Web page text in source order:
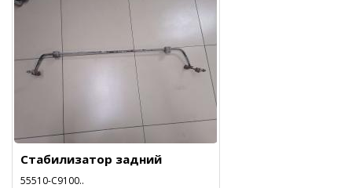
Стабилизатор задний
55510-С9100..